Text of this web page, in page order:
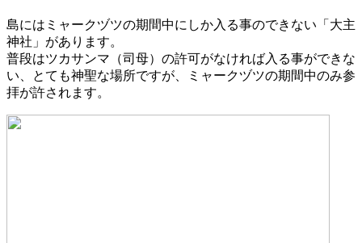
島にはミャークヅツの期間中にしか入る事のできない「大主
神社」があります。
普段はツカサンマ（司母）の許可がなければ入る事ができな
い、とても神聖な場所ですが、ミャークヅツの期間中のみ参
拝が許されます。